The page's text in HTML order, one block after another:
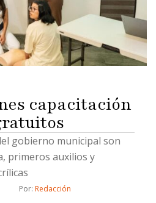
capacitación
gobierno municipal son
primeros auxilios y
Por: Redacción